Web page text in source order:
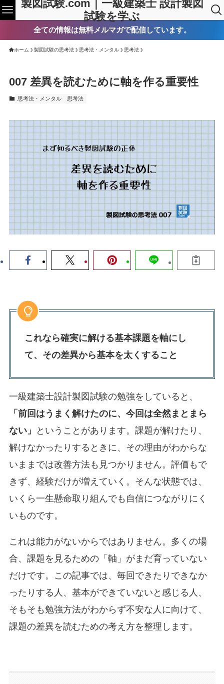
製図試験.com｜一級建築士 設計製図
試験を学ぶ
全ての情報は無料メルマガで配信しています。
ホーム 製図試験の思考法 思考法・メンタル 思考法
007 差異を読むために軸を作る重要性
思考法・メンタル 思考法
これなら確実に解ける基本課題を軸にし
て、その差異から基本を太くすること
一級建築士設計製図試験の勉強をしていると、
「前回はうまく解けたのに、今回は全然まとまら
ない」
ということがあります。課題が解けたり、
解けなかったりするときに、その理由がわからな
いままでは改善方法も見つかりません。評価もで
きず、経験だけが増えていく。そんな状態では、
いくら一生懸命取り組んでも自信につながりにく
いものです。
これは能力がないからではありません。多くの場
合、課題を見るための「軸」がまだ育っていない
だけです。この記事では、毎回できたりできなか
ったりする人、基本ができていないと感じる人、
そもそも勉強方法がわからず不安な人に向けて、
課題の差異を読むための考え方を整理します。